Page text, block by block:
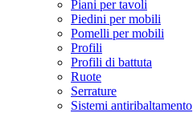
Piani per tavoli
Piedini per mobili
Pomelli per mobili
Profili
Profili di battuta
Ruote
Serrature
Sistemi antiribaltamento